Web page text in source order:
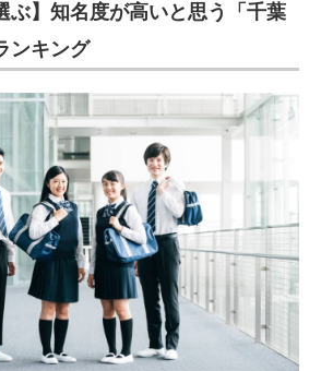
ぶ】知名度が高いと思う「千葉
ンキング